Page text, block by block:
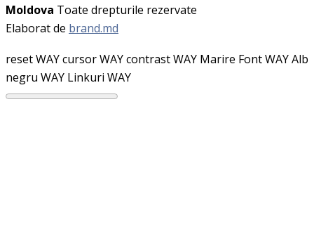
Moldova Toate drepturile rezervate
Elaborat de brand.md
reset WAYcursor WAYcontrast WAY Marire Font WAYAlb
negru WAY Linkuri WAY